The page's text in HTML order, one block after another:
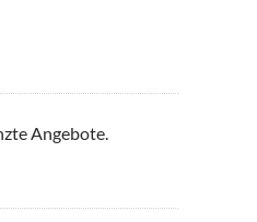
Angebote.